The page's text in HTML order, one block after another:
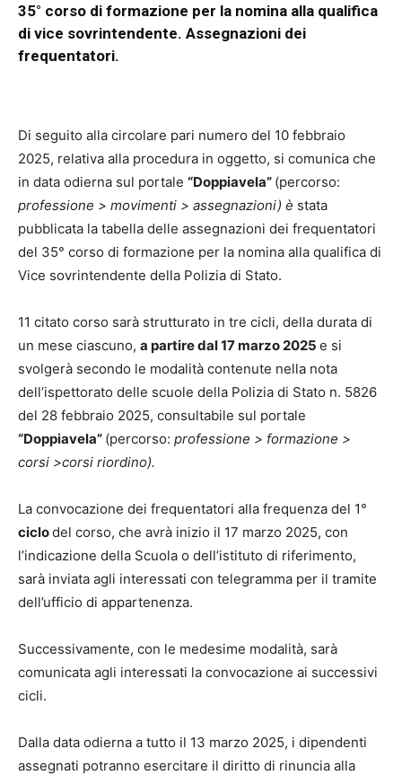
35° corso di formazione per la nomina alla qualifica
di vice sovrintendente. Assegnazioni dei
frequentatori.
Di seguito alla circolare pari numero del 10 febbraio
2025, relativa alla procedura in oggetto, si comunica che
in data odierna sul portale “Doppiavela” (percorso:
professione > movimenti > assegnazioni) è stata
pubblicata la tabella delle assegnazioni dei frequentatori
del 35° corso di formazione per la nomina alla qualifica di
Vice sovrintendente della Polizia di Stato.
11 citato corso sarà strutturato in tre cicli, della durata di
un mese ciascuno, a partire dal 17 marzo 2025 e si
svolgerà secondo le modalità contenute nella nota
dell’ispettorato delle scuole della Polizia di Stato n. 5826
del 28 febbraio 2025, consultabile sul portale
“Doppiavela” (percorso: professione > formazione >
corsi >corsi riordino).
La convocazione dei frequentatori alla frequenza del 1°
ciclodel corso, che avrà inizio il 17 marzo 2025, con
l’indicazione della Scuola o dell’istituto di riferimento,
sarà inviata agli interessati con telegramma per il tramite
dell’ufficio di appartenenza.
Successivamente, con le medesime modalità, sarà
comunicata agli interessati la convocazione ai successivi
cicli.
Dalla data odierna a tutto il 13 marzo 2025, i dipendenti
assegnati potranno esercitare il diritto di rinuncia alla